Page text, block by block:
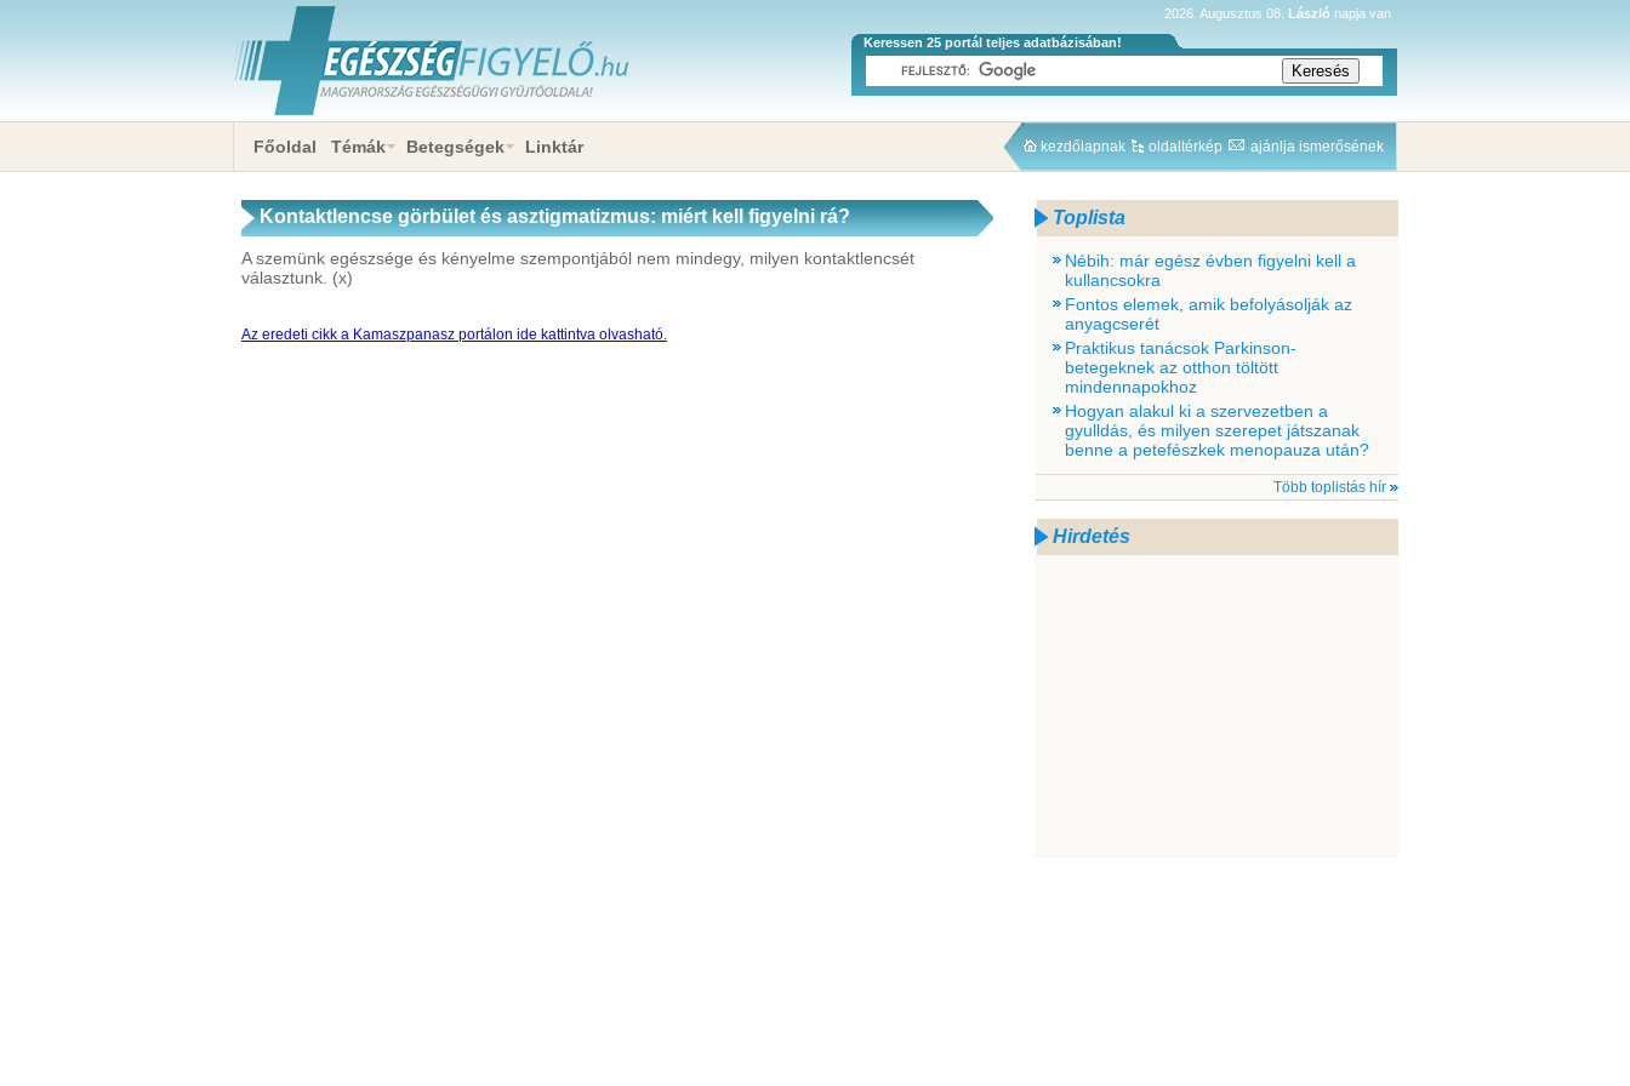
2026. Augusztus 08. László napja van
Keressen 25 portál teljes adatbázisában!
Főoldal Témák Betegségek Linktár kezdőlapnak oldaltérkép ajánlja ismerősének
Kontaktlencse görbület és asztigmatizmus: miért kell figyelni rá?
A szemünk egészsége és kényelme szempontjából nem mindegy, milyen kontaktlencsét
választunk. (x)
Az eredeti cikk a Kamaszpanasz portálon ide kattintva olvasható.
Toplista
Nébih: már egész évben figyelni kell a
kullancsokra
Fontos elemek, amik befolyásolják az
anyagcserét
Praktikus tanácsok Parkinson-
betegeknek az otthon töltött
mindennapokhoz
Hogyan alakul ki a szervezetben a
gyulldás, és milyen szerepet játszanak
benne a petefészkek menopauza után?
Több toplistás hír
Hirdetés